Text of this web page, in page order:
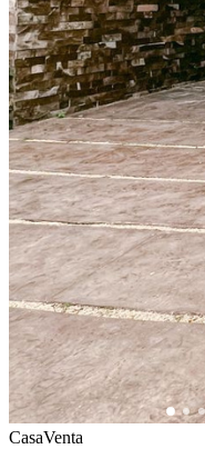
CasaVenta